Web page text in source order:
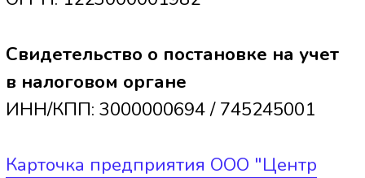
Министерством здравоохранения
Ссылка на реестр лицензий
Уведомление о внесении изменений
деятельности